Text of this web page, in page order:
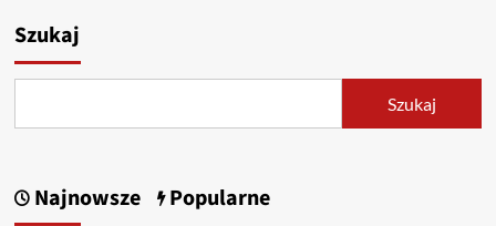
Szukaj
Szukaj
Najnowsze Popularne